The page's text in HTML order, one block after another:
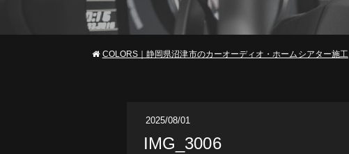
COLORS｜静岡県沼津市のカーオーディオ・ホームシアター施工
2025/08/01
IMG_3006